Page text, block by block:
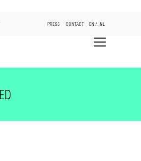
PRESS CONTACT EN NL